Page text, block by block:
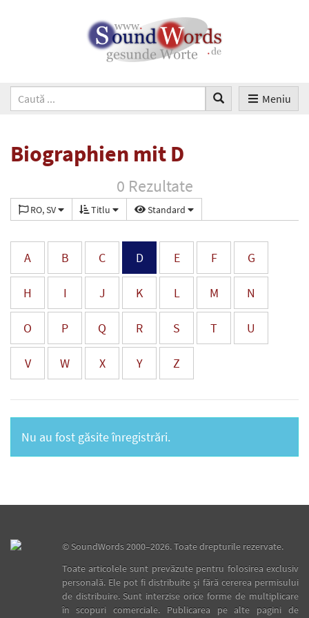
Meniu
Biographien mit D
0 Rezultate
RO, SV Titlu Standard
A B C D E F G
H I J K L M N
O P Q R S T U
V W X Y Z
Nu au fost găsite înregistrări.
©SoundWords2000–2026. Toate drepturile rezervate.
Toate articolele sunt prevăzute pentru folosirea exclusiv
personală. Ele pot fi distribuite şi fără cererea permisului
de distribuire. Sunt interzise orice forme de multiplicare
în scopuri comerciale. Publicarea pe alte pagini de